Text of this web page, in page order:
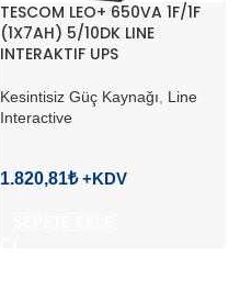
TESCOM LEO+ 650VA 1F/1F
(1X7AH) 5/10DK LINE
INTERAKTIF UPS
Kesintisiz Güç Kaynağı
Line
Interactive
1.820,81₺